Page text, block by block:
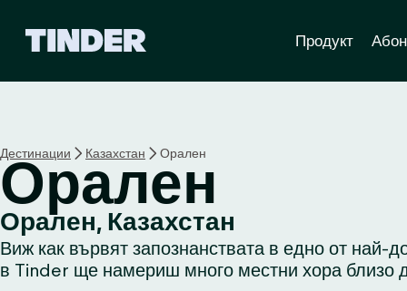
Н
а
ч
л
о
Продукт
Дестинации Казахстан Орален
Орален
Орален, Казахстан
Виж как вървят запознанствата в едно от
в Tinder ще намериш много местни хора близо